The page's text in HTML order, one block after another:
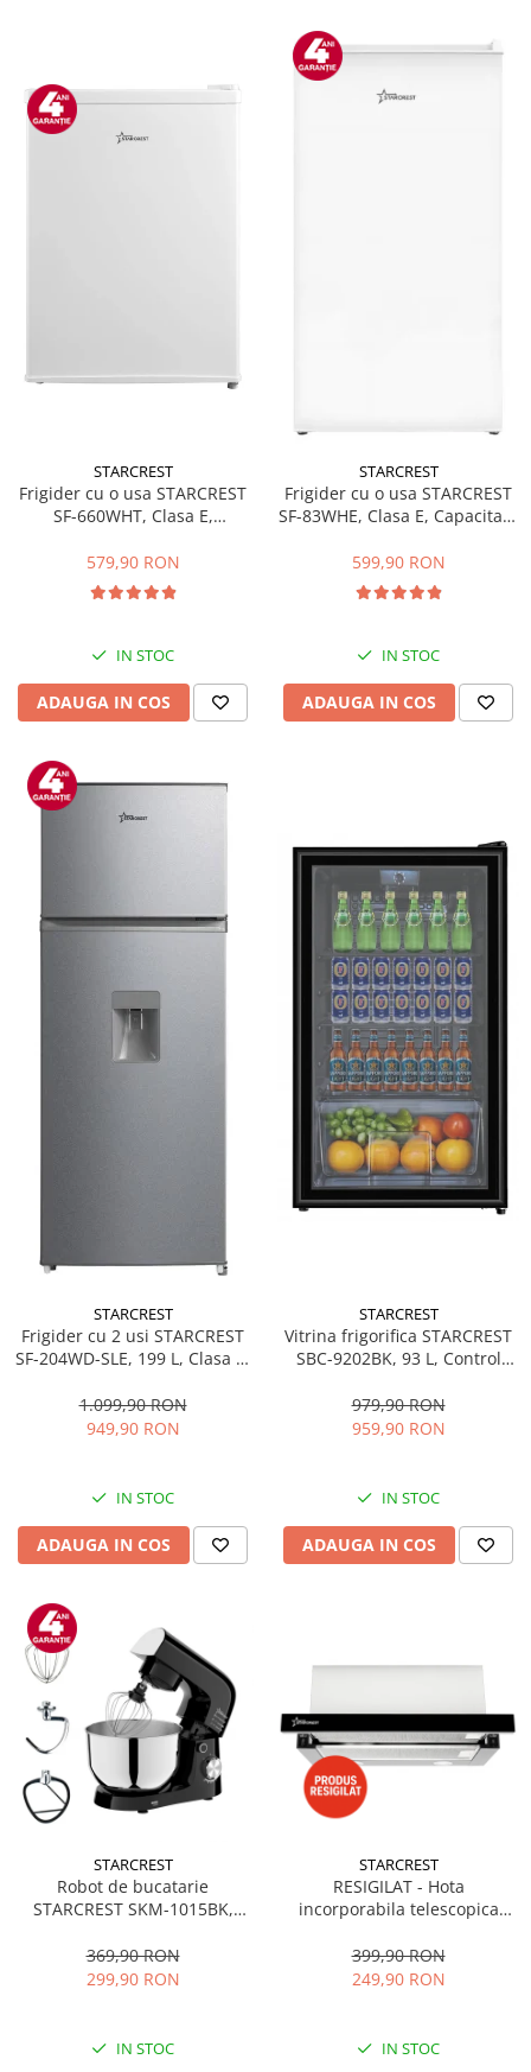
STARCREST
Frigider cu o usa STARCREST
SF-660WHT, Clasa E,
579,90 RON
IN STOC
ADAUGA IN COS
STARCREST
Frigider cu o usa STARCREST
SF-83WHE, Clasa E, Capacitate
Compartiment gheata, H 85
cm, Alb
599,90 RON
IN STOC
ADAUGA IN COS
STARCREST
Frigider cu 2 usi STARCREST
SF-204WD-SLE, 199 L, Clasa E,
Termostat Ajustabil, Usi
reversibile, H 143 cm, Argintiu
1.099,90 RON
949,90 RON
IN STOC
ADAUGA IN COS
STARCREST
Vitrina frigorifica STARCREST
SBC-9202BK, 93 L, Control
83.2 cm, Negru
979,90 RON
959,90 RON
IN STOC
ADAUGA IN COS
STARCREST
Robot de bucatarie
STARCREST SKM-1015BK,
Accesorii, 10 Viteze + Pulse,
Negru
369,90 RON
299,90 RON
IN STOC
STARCREST
RESIGILAT - Hota
incorporabila telescopica
Putere de absorbtie 550 m3/h,
1 Motor, 2 Trepte putere, 60
399,90 RON
249,90 RON
IN STOC